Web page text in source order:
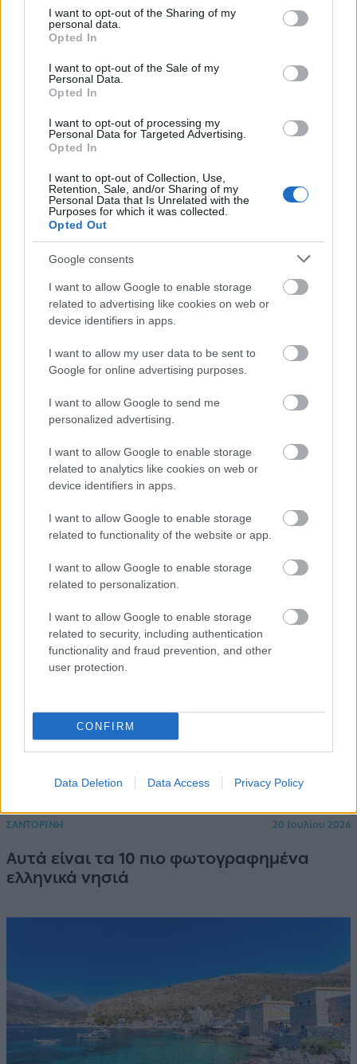
not limited to your visit or usage behaviour. You may click to
grant or deny consent to Google and its third-party tags to
use your data for below specified purposes in below Google
consent section.
I want to opt-out of the Sharing of my
personal data.
Opted In
I want to opt-out of the Sale of my
Personal Data.
Opted In
I want to opt-out of processing my
Personal Data for Targeted Advertising.
Opted In
I want to opt-out of Collection, Use,
Retention, Sale, and/or Sharing of my
Personal Data that Is Unrelated with the
Purposes for which it was collected.
Opted Out
Google consents
I want to allow Google to enable storage
related to advertising like cookies on web or
device identifiers in apps.
I want to allow my user data to be sent to
Google for online advertising purposes.
I want to allow Google to send me
personalized advertising.
I want to allow Google to enable storage
related to analytics like cookies on web or
device identifiers in apps.
I want to allow Google to enable storage
related to functionality of the website or app.
I want to allow Google to enable storage
related to personalization.
I want to allow Google to enable storage
related to security, including authentication
functionality and fraud prevention, and other
user protection.
CONFIRM
Data Deletion Data Access Privacy Policy
Δείτε στην gallery τις
περίεργα ονόματα:
Διαβάστε Επίσης
ΠΕΡΙΣΣΟΤΕΡΑ ΑΡΘΡΑ
ΣΑΝΤΟΡΙΝΗ 20 Ιουλίου 2026
Αυτά είναι τα 10 πιο φωτογραφημένα
ελληνικά νησιά